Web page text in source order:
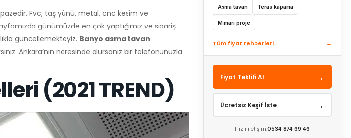
Asma tavan Teras kapama
Mimari proje
Tüm fiyat rehberleri →
Fiyat Teklifi Al →
Ücretsiz Keşif İste →
Hızlı iletişim:0534 874 69 46
Pvc, taş yünü, metal, cnc kesim ve
günümüzde en çok yaptığımız ve sipariş
güncellemekteyiz. Banyo asma tavan
Ankara’nın neresinde olursanız bir telefonunuzla
(2021 TREND)